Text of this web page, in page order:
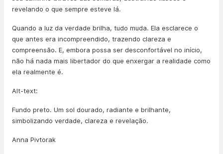
revelando o que sempre esteve lá.
Quando a luz da verdade brilha, tudo muda. Ela esclarece o
que antes era incompreendido, trazendo clareza e
compreensão. E, embora possa ser desconfortável no início,
não há nada mais libertador do que enxergar a realidade como
ela realmente é.
Alt-text:
Fundo preto. Um sol dourado, radiante e brilhante,
simbolizando verdade, clareza e revelação.
Anna Pivtorak